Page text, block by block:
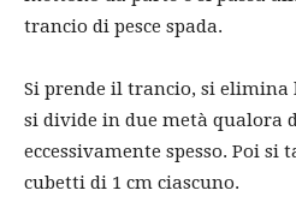
trancio di pesce spada.
Si prende il trancio, si elimina
si divide in due metà qualora
eccessivamente spesso. Poi si
cubetti di 1 cm ciascuno.